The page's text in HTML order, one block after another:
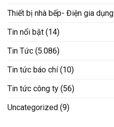
Thiết bị nhà bếp- Điện gia dụng
Tin nổi bật (14)
Tin Tức (5.086)
Tin tức báo chí(10)
Tin tức công ty (56)
Uncategorized (9)